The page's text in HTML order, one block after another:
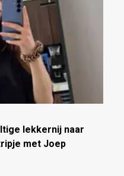
lekkernij naar
met Joep